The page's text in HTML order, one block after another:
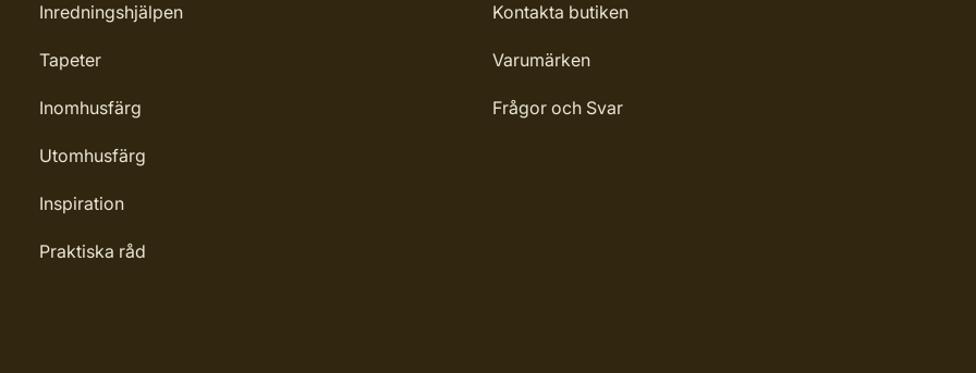
Inredningshjälpen
Tapeter
Inomhusfärg
Utomhusfärg
Inspiration
Praktiska råd
Kontakta butiken
Varumärken
Frågor och Svar